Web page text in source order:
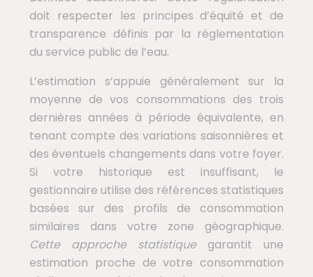
doit respecter les principes d’équité et de
transparence définis par la réglementation
du service public de l’eau.
L’estimation s’appuie généralement sur la
moyenne de vos consommations des trois
dernières années à période équivalente, en
tenant compte des variations saisonnières et
des éventuels changements dans votre foyer.
Si votre historique est insuffisant, le
gestionnaire utilise des références statistiques
basées sur des profils de consommation
similaires dans votre zone géographique.
Cette approche statistiquegarantit une
estimation proche de votre consommation